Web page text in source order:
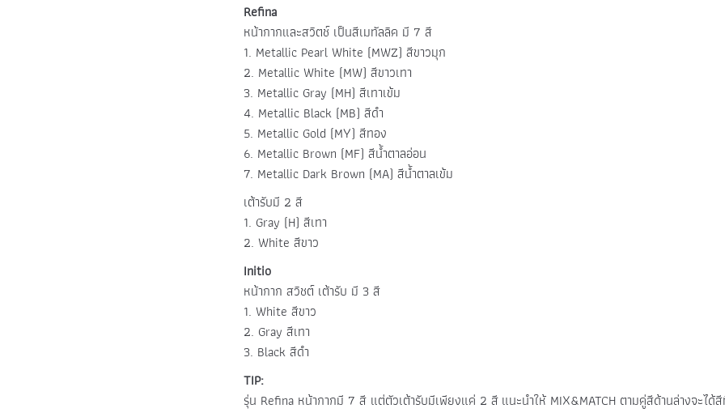
Refina
หน้ากากและสวิตช์ เป็นสีเมทัลลิค มี 7 สี
1. Metallic Pearl White (MWZ) สีขาวมุก
2. Metallic White (MW) สีขาวเทา
3. Metallic Gray (MH) สีเทาเข้ม
4. Metallic Black (MB) สีดำ
5. Metallic Gold (MY) สีทอง
6. Metallic Brown (MF) สีน้ำตาลอ่อน
7. Metallic Dark Brown (MA) สีน้ำตาลเข้ม
เต้ารับมี 2 สี
1. Gray (H) สีเทา
2. White สีขาว
Initio
หน้ากาก สวิชต์ เต้ารับ มี 3 สี
1. White สีขาว
2. Gray สีเทา
3. Black สีดำ
TIP:
รุ่น Refina หน้ากากมี 7 สี แต่ตัวเต้ารับมีเพียงแค่ 2 สี แนะนำให้ MIX&MATCH ตามคู่สีด้านล่างจะได้